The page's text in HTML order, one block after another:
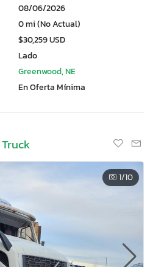
08/06/2026
0 mi (No Actual)
$30,259 USD
Lado
Greenwood, NE
En Oferta Mínima
1/10